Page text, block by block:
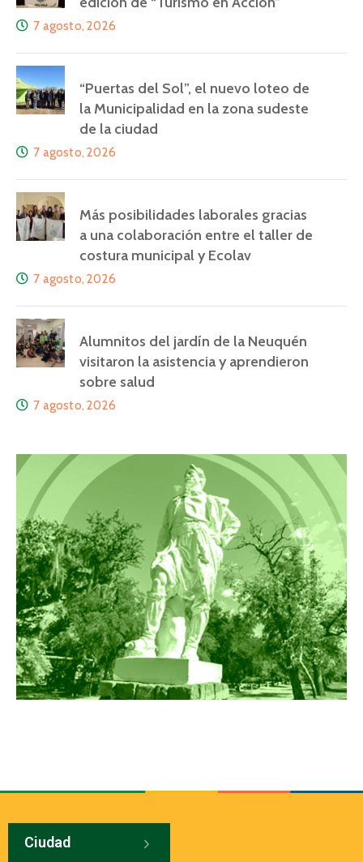
7 agosto, 2026
“Puertas del Sol”, el nuevo loteo de
la Municipalidad en la zona sudeste
de la ciudad
7 agosto, 2026
Más posibilidades laborales gracias
a una colaboración entre el taller de
costura municipal y Ecolav
7 agosto, 2026
Alumnitos del jardín de la Neuquén
visitaron la asistencia y aprendieron
sobre salud
7 agosto, 2026
Ciudad